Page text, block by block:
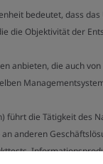
bedeutet, dass
die Objektivität der
die auch
die Tätigkeit des
anderen